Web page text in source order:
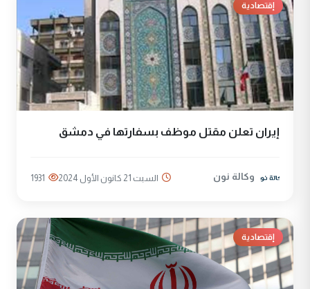
إقتصادية
إيران تعلن مقتل موظف بسفارتها في دمشق
وكالة نون السبت 21 كانون الأول 2024 1931
إقتصادية